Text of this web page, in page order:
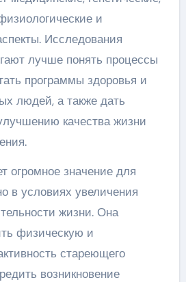
и
Исследования
лучше понять процессы
программы здоровья и
людей, а также дать
качества жизни
огромное значение для
в условиях увеличения
жизни. Она
физическую и
стареющего
возникновение